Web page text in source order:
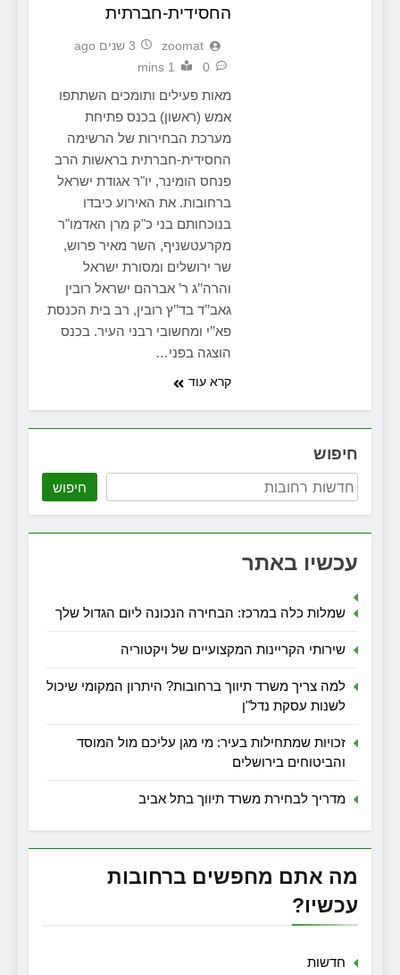
החסידית-חברתית
zoomat
3 שנים ago
0
1 mins
מאות פעילים ותומכים השתתפו
אמש (ראשון) בכנס פתיחת
מערכת הבחירות של הרשימה
החסידית-חברתית בראשות הרב
פנחס הומינר, יו"ר אגודת ישראל
ברחובות. את האירוע כיבדו
בנוכחותם בני כ"ק מרן האדמו"ר
מקרעטשניף, השר מאיר פרוש,
שר ירושלים ומסורת ישראל
והרה’’ג ר’ אברהם ישראל רובין
גאב’’ד בד’’ץ רובין, רב בית הכנסת
פא’’י ומחשובי רבני העיר. בכנס
הוצגה בפני…
קרא עוד
חיפוש
חיפוש
עכשיו באתר
שמלות כלה במרכז: הבחירה הנכונה ליום הגדול שלך
שירותי הקריינות המקצועיים של ויקטוריה
למה צריך משרד תיווך ברחובות? היתרון המקומי שיכול
לשנות עסקת נדל"ן
זכויות שמתחילות בעיר: מי מגן עליכם מול המוסד
והביטוחים בירושלים
מדריך לבחירת משרד תיווך בתל אביב
מה אתם מחפשים ברחובות
עכשיו?
חדשות